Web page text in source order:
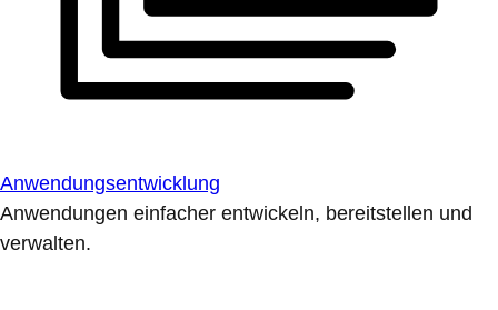
Anwendungsentwicklung
Anwendungen einfacher entwickeln, bereitstellen und
verwalten.